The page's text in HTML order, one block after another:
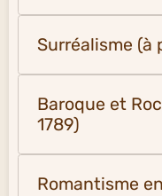
Surréalisme (à
Baroque et
1789)
Romantisme